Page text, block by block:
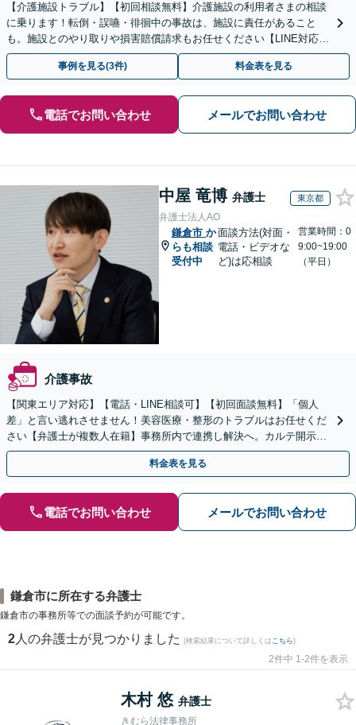
【介護施設トラブル】【初回相談無料】介護施設の利用者さまの相談
に乗ります！転倒・誤嚥・徘徊中の事故は、施設に責任があること
も。施設とのやり取りや損害賠償請求もお任せください【LINE対応
可】【夜間・休日面談可】【関東エリア対応】
事例を見る(3件) 料金表を見る
電話でお問い合わせ メールでお問い合わせ
中屋 竜博 弁護士 東京都
弁護士法人AO
鎌倉市 か
らも相談
受付中
面談方法(対面・
電話・ビデオな
ど)は応相談
営業時間：0
9:00~19:00
（平日）
介護事故
【関東エリア対応】【電話・LINE相談可】【初回面談無料】「個人
差」と言い逃れさせません！美容医療・整形のトラブルはお任せくだ
さい【弁護士が複数人在籍】事務所内で連携し解決へ。カルテ開示や
返金・賠償請求をサポートいたします【休日夜間面談可】
料金表を見る
電話でお問い合わせ メールでお問い合わせ
鎌倉市に所在する弁護士
鎌倉市の事務所等での面談予約が可能です。
2 人の弁護士が見つかりました (検索結果について詳しくは こちら)
2件中 1-2件を表示
木村 悠 弁護士
きむら法律事務所